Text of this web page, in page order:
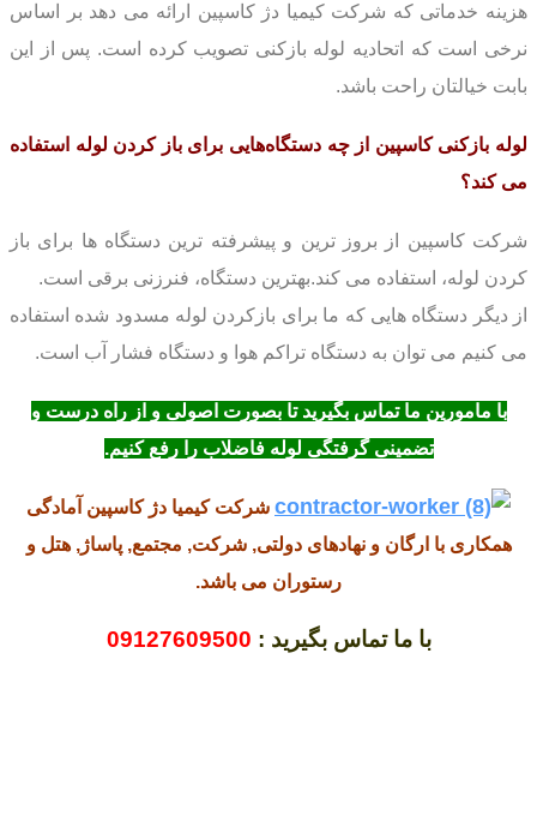
هزینه خدماتی که شرکت کیمیا دژ کاسپین ارائه می دهد بر اساس
نرخی است که اتحادیه لوله بازکنی تصویب کرده است. پس از این
بابت خیالتان راحت با‌شد.
لوله بازکنی کاسپین از چه دستگاه‌هایی برای باز کردن لوله استفاده
می کند؟
شرکت کاسپین از بروز ترین و پیشرفته ترین دستگاه ها برای باز
کردن لوله، استفاده می کند.بهترین دستگاه، فنرزنی برقی است.
از دیگر دستگاه هایی که ما برای بازکردن لوله مسدود شده استفاده
می کنیم می توان به دستگاه تراکم هوا و دستگاه فشار آب است.
با مامورین ما تماس بگیرید تا بصورت اصولی و از راه درست و
تضمینی گرفتگی لوله فاضلاب را رفع کنیم.
شرکت کیمیا دژ کاسپین آمادگی
همکاری با ارگان و نهادهای دولتی, شرکت, مجتمع, پاساژ, هتل و
رستوران می باشد.
با ما تماس بگیرید : 09127609500